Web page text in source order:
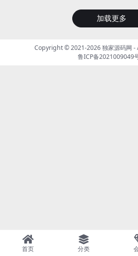
加载更多
Copyright © 2021-2026独家源码网 -
鲁ICP备2021009049
首页 分类